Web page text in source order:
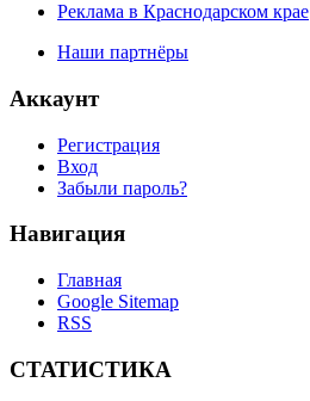
Реклама в Краснодарском крае
Наши партнёры
Аккаунт
Регистрация
Вход
Забыли пароль?
Навигация
Главная
Google Sitemap
RSS
СТАТИСТИКА